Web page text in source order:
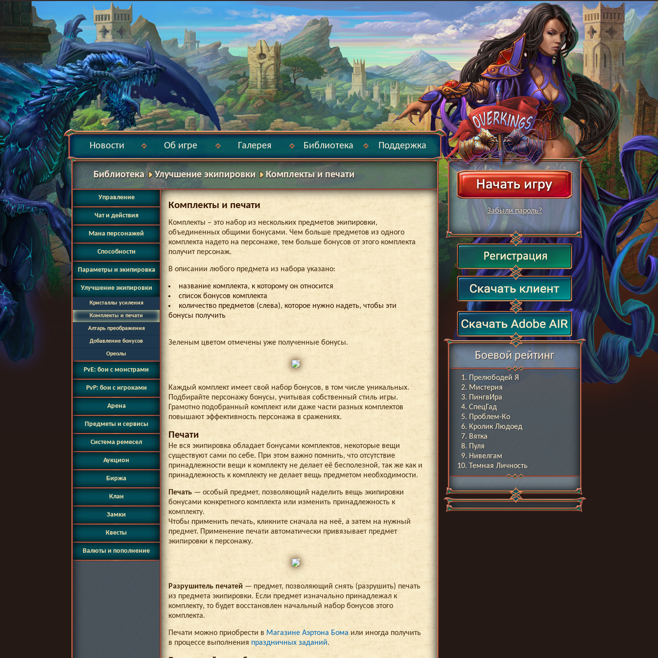
Новости Об игре Галерея Библиотека Поддержка
Библиотека Улучшение экипировки Комплекты и печати
Управление
Чат и действия
Мана персонажей
Способности
Параметры и экипировка
Улучшение экипировки
Кристаллы усиления
Комплекты и печати
Алтарь преображения
Добавление бонусов
Ореолы
PvE: бои с монстрами
PvP: бои с игроками
Арена
Предметы и сервисы
Система ремесел
Аукцион
Биржа
Клан
Замки
Квесты
Валюты и пополнение
Комплекты и печати
Комплекты – это набор из нескольких предметов экипировки,
объединенных общими бонусами. Чем больше предметов из одного
комплекта надето на персонаже, тем больше бонусов от этого комплекта
получит персонаж.
В описании любого предмета из набора указано:
название комплекта, к которому он относится
список бонусов комплекта
количество предметов (слева), которое нужно надеть, чтобы эти
бонусы получить
Зеленым цветом отмечены уже полученные бонусы.
Каждый комплект имеет свой набор бонусов, в том числе уникальных.
Подбирайте персонажу бонусы, учитывая собственный стиль игры.
Грамотно подобранный комплект или даже части разных комплектов
повышают эффективность персонажа в сражениях.
Печати
Не вся экипировка обладает бонусами комплектов, некоторые вещи
существуют сами по себе. При этом важно помнить, что отсутствие
принадлежности вещи к комплекту не делает её бесполезной, так же как и
принадлежность к комплекту не делает вещь предметом необходимости.
Печать — особый предмет, позволяющий наделить вещь экипировки
бонусами конкретного комплекта или изменить принадлежность к
комплекту.
Чтобы применить печать, кликните сначала на неё, а затем на нужный
предмет. Применение печати автоматически привязывает предмет
экипировки к персонажу.
Разрушитель печатей — предмет, позволяющий снять (разрушить) печать
из предмета экипировки. Если предмет изначально принадлежал к
комплекту, то будет восстановлен начальный набор бонусов этого
комплекта.
Печати можно приобрести в Магазине Аэртона Бома или иногда получить
в процессе выполнения праздничных заданий.
Забыли пароль?
Боевой рейтинг
Прелюбодей Я
Мистерия
ПингвИра
СпецГад
Проблем-Ко
Кролик Людоед
Вятка
Пуля
Нивелгам
Темная Личность